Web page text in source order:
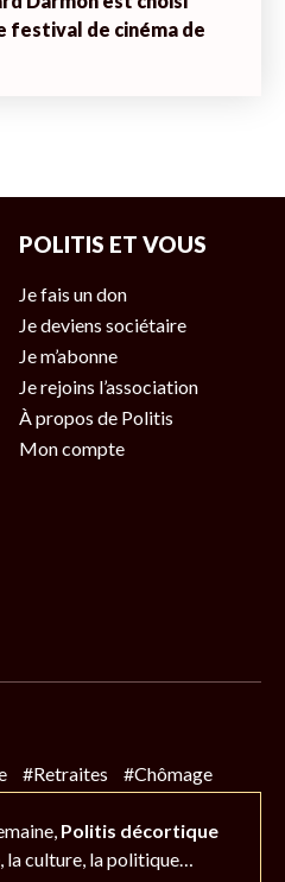
festival de cinéma de
POLITIS ET VOUS
Je fais un don
Je deviens sociétaire
Je m’abonne
Je rejoins l’association
À propos de Politis
Mon compte
#Retraites #Chômage
Politis décortique
la culture, la politique…